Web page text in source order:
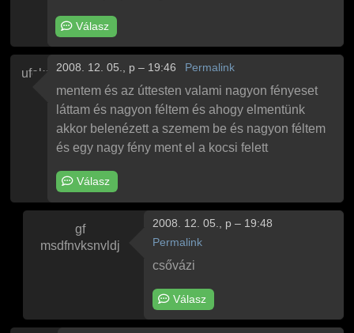
Válasz
ufoka 2008. 12. 05., p – 19:46 Permalink
mentem és az úttesten valami nagyon fényeset
láttam és nagyon féltem és ahogy elmentünk
akkor belenézett a szemem be és nagyon féltem
és egy nagy fény ment el a kocsi felett
Válasz
gf
msdfnvksnvldj
üzenetére
2008. 12. 05., p – 19:48
Permalink
csővázi
Válasz